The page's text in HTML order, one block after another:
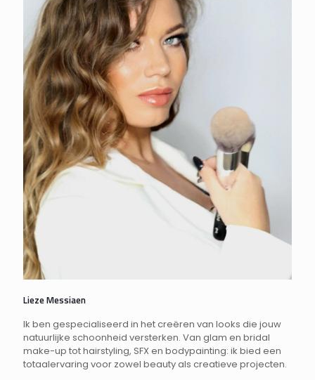
Lieze Messiaen
Ik ben gespecialiseerd in het creëren van looks die jouw
natuurlijke schoonheid versterken. Van glam en bridal
make-up tot hairstyling, SFX en bodypainting: ik bied een
totaalervaring voor zowel beauty als creatieve projecten.